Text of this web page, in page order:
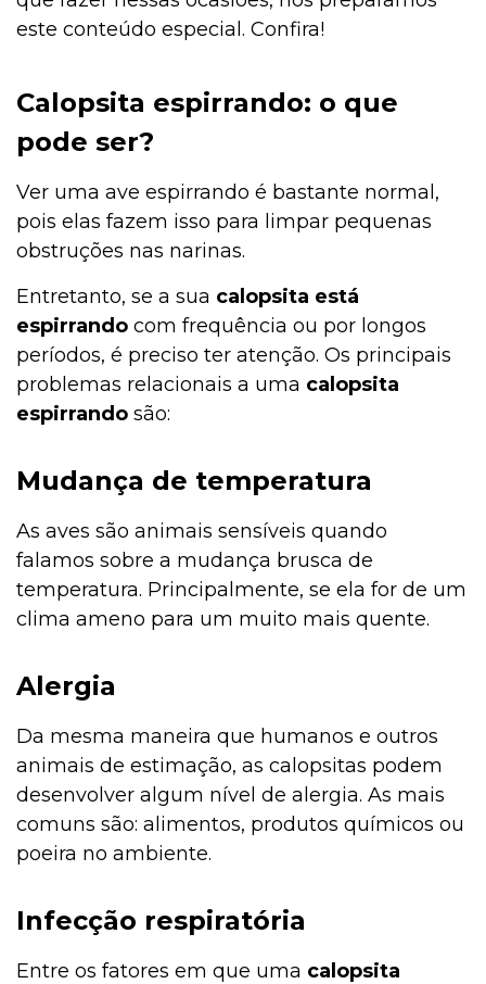
este conteúdo especial. Confira!
Calopsita espirrando: o que
pode ser?
Ver uma ave espirrando é bastante normal,
pois elas fazem isso para limpar pequenas
obstruções nas narinas.
Entretanto, se a sua calopsita está
espirrando com frequência ou por longos
períodos, é preciso ter atenção. Os principais
problemas relacionais a uma calopsita
espirrando são:
Mudança de temperatura
As aves são animais sensíveis quando
falamos sobre a mudança brusca de
temperatura. Principalmente, se ela for de um
clima ameno para um muito mais quente.
Alergia
Da mesma maneira que humanos e outros
animais de estimação, as calopsitas podem
desenvolver algum nível de alergia. As mais
comuns são: alimentos, produtos químicos ou
poeira no ambiente.
Infecção respiratória
Entre os fatores em que uma calopsita